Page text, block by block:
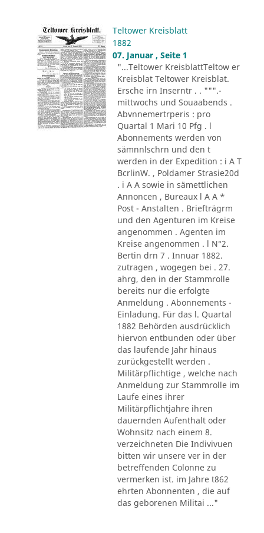
Teltower Kreisblatt
1882
07. Januar , Seite 1
"...Teltower KreisblattTeltow er
Kreisblat Teltower Kreisblat.
Ersche irn Inserntr . . """.-
mittwochs und Souaabends .
Abvnnemertrperis : pro
Quartal 1 Mari 10 Pfg . l
Abonnements werden von
sämnnlschrn und den t
werden in der Expedition : i A T
BcrlinW. , Poldamer Strasie20d
. i A A sowie in sämettlichen
Annoncen , Bureaux l A A *
Post - Anstalten . Briefträgrm
und den Agenturen im Kreise
angenommen . Agenten im
Kreise angenommen . l N°2.
Bertin drn 7 . Innuar 1882.
zutragen , wogegen bei . 27.
ahrg, den in der Stammrolle
bereits nur die erfolgte
Anmeldung . Abonnements -
Einladung. Für das l. Quartal
1882 Behörden ausdrücklich
hiervon entbunden oder über
das laufende Jahr hinaus
zurückgestellt werden .
Militärpflichtige , welche nach
Anmeldung zur Stammrolle im
Laufe eines ihrer
Militärpflichtjahre ihren
dauernden Aufenthalt oder
Wohnsitz nach einem 8.
verzeichneten Die Indivivuen
bitten wir unsere ver in der
betreffenden Colonne zu
vermerken ist. im Jahre t862
ehrten Abonnenten , die auf
das geborenen Militai ..."